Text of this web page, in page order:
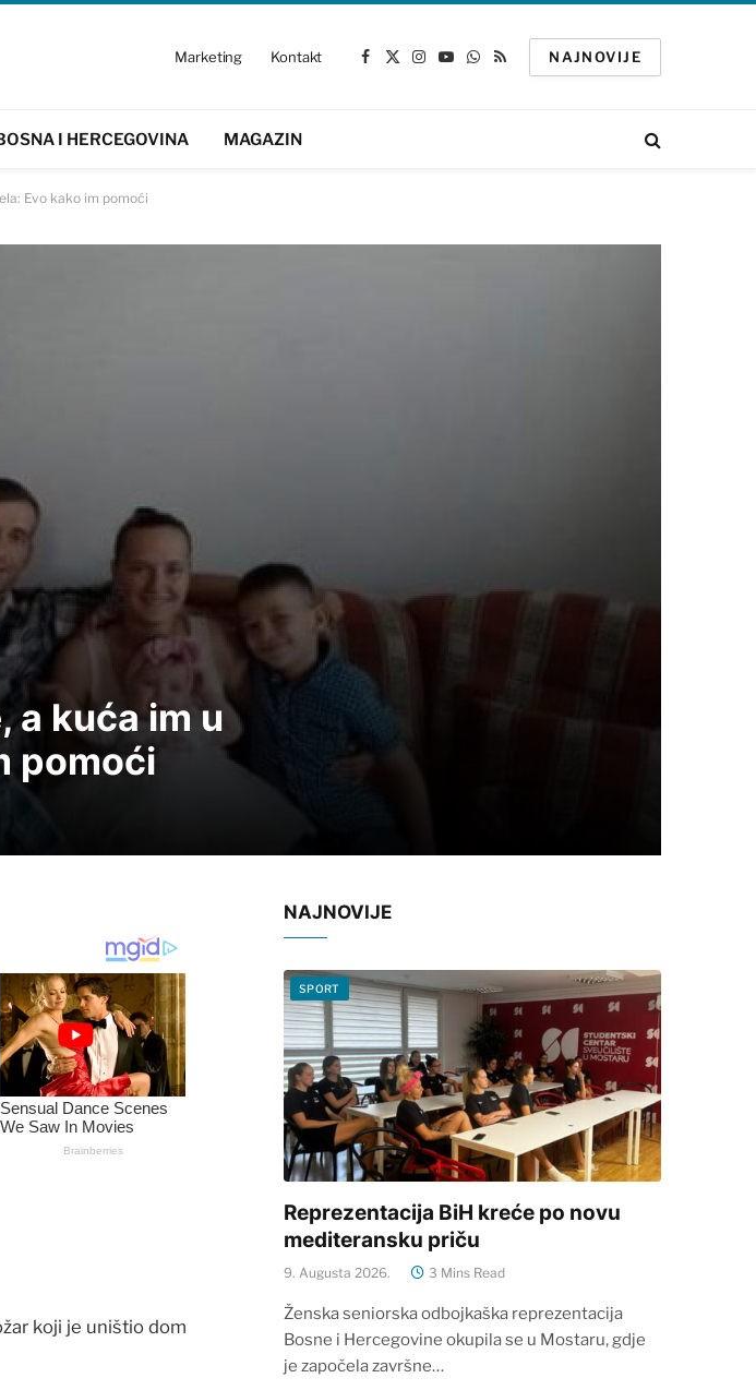
Marketing Kontakt
Facebook
X
Instagram
YouTube
WhatsApp
RSS
NAJNOVIJE
I HERCEGOVINA MAGAZIN
Evo kako im pomoći
a kuća im u
pomoći
koji je uništio dom
NAJNOVIJE
SPORT
Reprezentacija BiH kreće po novu
mediteransku priču
9. Augusta 2026. 3 Mins Read
Ženska seniorska odbojkaška reprezentacija
Bosne i Hercegovine okupila se u Mostaru, gdje
je započela završne…